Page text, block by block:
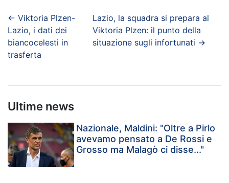
← Viktoria Plzen-
Lazio, i dati dei
biancocelesti in
trasferta
Lazio, la squadra si prepara al
Viktoria Plzen: il punto della
situazione sugli infortunati →
Ultime news
Nazionale, Maldini: "Oltre a Pirlo
avevamo pensato a De Rossi e
Grosso ma Malagò ci disse..."